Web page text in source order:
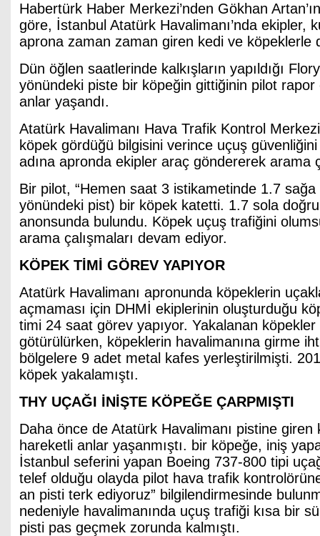
Habertürk Haber Merkezi’nden Gökhan
göre, İstanbul Atatürk Havalimanı’nda ekipler,
aprona zaman zaman giren kedi ve köpeklerle
Dün öğlen saatlerinde kalkışların yapıldığı
yönündeki piste bir köpeğin gittiğinin pilot
anlar yaşandı.
Atatürk Havalimanı Hava Trafik Kontrol
köpek gördüğü bilgisini verince uçuş güvenliğini
adına apronda ekipler araç göndererek arama
Bir pilot, “Hemen saat 3 istikametinde 1.7
yönündeki pist) bir köpek katetti. 1.7 sola doğru
anonsunda bulundu. Köpek uçuş trafiğini
arama çalışmaları devam ediyor.
KÖPEK TİMİ GÖREV YAPIYOR
Atatürk Havalimanı apronunda köpeklerin
açmaması için DHMİ ekiplerinin oluşturduğu
timi 24 saat görev yapıyor. Yakalanan köpekler
götürülürken, köpeklerin havalimanına girme
bölgelere 9 adet metal kafes yerleştirilmişti.
köpek yakalamıştı.
THY UÇAĞI İNİŞTE KÖPEĞE ÇARPMIŞTI
Daha önce de Atatürk Havalimanı pistine giren
hareketli anlar yaşanmıştı. bir köpeğe, iniş
İstanbul seferini yapan Boeing 737-800 tipi
telef olduğu olayda pilot hava trafik
an pisti terk ediyoruz” bilgilendirmesinde
nedeniyle havalimanında uçuş trafiği kısa bir
pisti pas geçmek zorunda kalmıştı.